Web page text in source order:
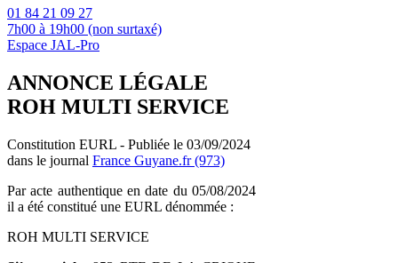
01 84 21 09 27
7h00 à 19h00 (non surtaxé)
Espace JAL-Pro
ANNONCE LÉGALE
ROH MULTI SERVICE
Constitution EURL - Publiée le 03/09/2024
dans le journal France Guyane.fr (973)
Par acte authentique en date du 05/08/2024
il a été constitué une EURL dénommée :
ROH MULTI SERVICE